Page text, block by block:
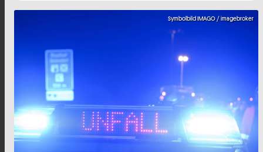
Symbolbild IMAGO / imagebroker